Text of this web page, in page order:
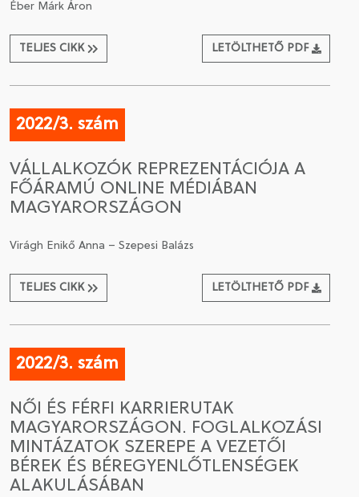
Éber Márk Áron
TELJES CIKK LETÖLTHETŐ PDF
2022/3. szám
VÁLLALKOZÓK REPREZENTÁCIÓJA A
FŐÁRAMÚ ONLINE MÉDIÁBAN
MAGYARORSZÁGON
Virágh Enikő Anna – Szepesi Balázs
TELJES CIKK LETÖLTHETŐ PDF
2022/3. szám
NŐI ÉS FÉRFI KARRIERUTAK
MAGYARORSZÁGON. FOGLALKOZÁSI
MINTÁZATOK SZEREPE A VEZETŐI
BÉREK ÉS BÉREGYENLŐTLENSÉGEK
ALAKULÁSÁBAN